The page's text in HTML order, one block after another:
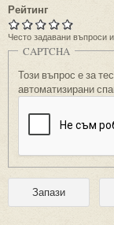
Рейтинг
Често задавани въпроси
CAPTCHA
Този въпрос е за
автоматизирани